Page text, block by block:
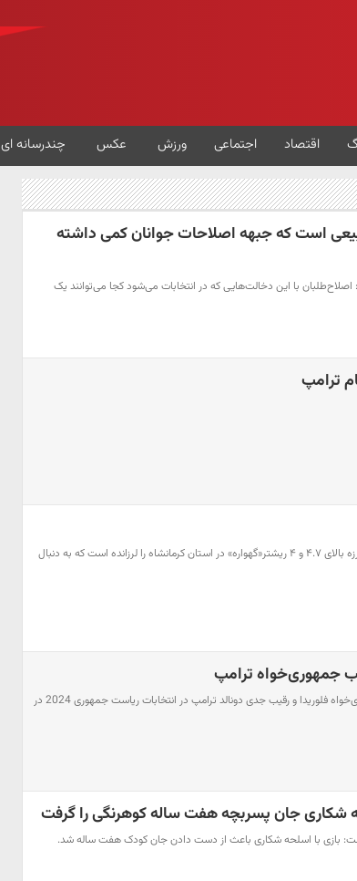
اقتصاد اجتماعی ورزش عکس چندرسانه ای
است که جبهه اصلاحات جوانان کمی داشته
با این دخالت‌هایی که در انتخابات می‌شود کجا می‌توانند یک
ترامپ
طی ۲۴ ساعت گذشته ۲ زمین لرزه بالای ۴.۷ و ۴ ریشتر«گهواره» در استان کرمانشاه را لرزانده است که به دنبال
جمهوری‌خواه ترامپ
«ران دسانتیس» فرماندار جمهوری‌خواه فلوریدا و رقیب جدی دونالد ترامپ در انتخابات ریاست جمهوری 2024 در
شکاری جان پسربچه هفت ساله کوهرنگی را گرفت
بازی با اسلحه شکاری باعث از دست دادن جان کودک هفت ساله شد.